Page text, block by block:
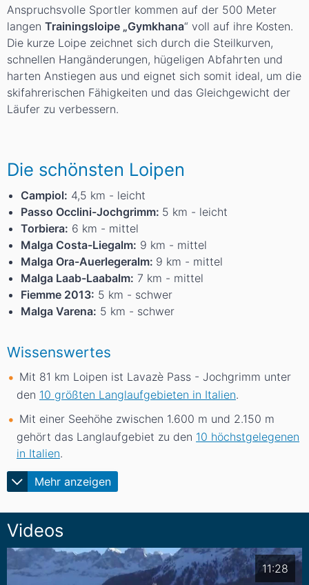
Anspruchsvolle Sportler kommen auf der 500 Meter
langen Trainingsloipe „Gymkhana“ voll auf ihre Kosten.
Die kurze Loipe zeichnet sich durch die Steilkurven,
schnellen Hangänderungen, hügeligen Abfahrten und
harten Anstiegen aus und eignet sich somit ideal, um die
skifahrerischen Fähigkeiten und das Gleichgewicht der
Läufer zu verbessern.
Die schönsten Loipen
Campiol: 4,5 km - leicht
Passo Occlini-Jochgrimm: 5 km - leicht
Torbiera: 6 km - mittel
Malga Costa-Liegalm: 9 km - mittel
Malga Ora-Auerlegeralm: 9 km - mittel
Malga Laab-Laabalm: 7 km - mittel
Fiemme 2013: 5 km - schwer
Malga Varena: 5 km - schwer
Wissenswertes
Mehr anzeigen
Mit 81 km Loipen ist Lavazè Pass - Jochgrimm unter
den 10 größten Langlaufgebieten in Italien.
Mit einer Seehöhe zwischen 1.600 m und 2.150 m
gehört das Langlaufgebiet zu den 10 höchstgelegenen
in Italien.
Videos
11:28